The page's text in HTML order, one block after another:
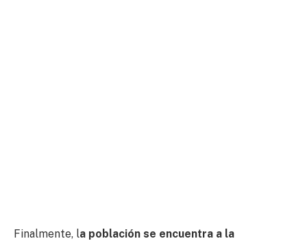
Finalmente, la población se encuentra a la